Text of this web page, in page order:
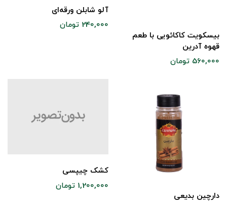
بیسکویت کاکائویی با طعم
قهوه آدرین
560,000 تومان
آلو شابلن ورقه‌ای
240,000 تومان
دارچین بدیعی
کشک چیپسی
1,200,000 تومان